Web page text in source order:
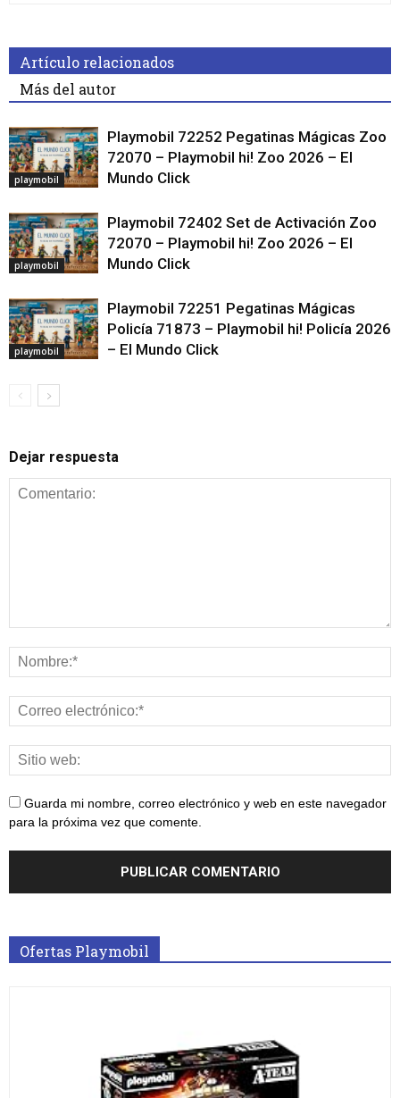
Artículo relacionados
Más del autor
playmobil
Playmobil 72252 Pegatinas Mágicas Zoo
72070 – Playmobil hi! Zoo 2026 – El
Mundo Click
playmobil
Playmobil 72402 Set de Activación Zoo
72070 – Playmobil hi! Zoo 2026 – El
Mundo Click
playmobil
Playmobil 72251 Pegatinas Mágicas
Policía 71873 – Playmobil hi! Policía 2026
– El Mundo Click
Dejar respuesta
Guarda mi nombre, correo electrónico y web en este navegador
para la próxima vez que comente.
Ofertas Playmobil